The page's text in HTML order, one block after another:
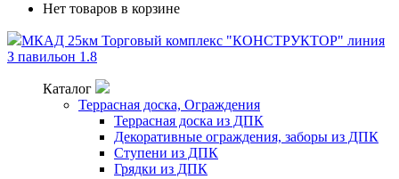
Нет товаров в корзине
МКАД 25км Торговый комплекс "КОНСТРУКТОР" линия
З павильон 1.8
Каталог
Террасная доска, Ограждения
Террасная доска из ДПК
Декоративные ограждения, заборы из ДПК
Ступени из ДПК
Грядки из ДПК